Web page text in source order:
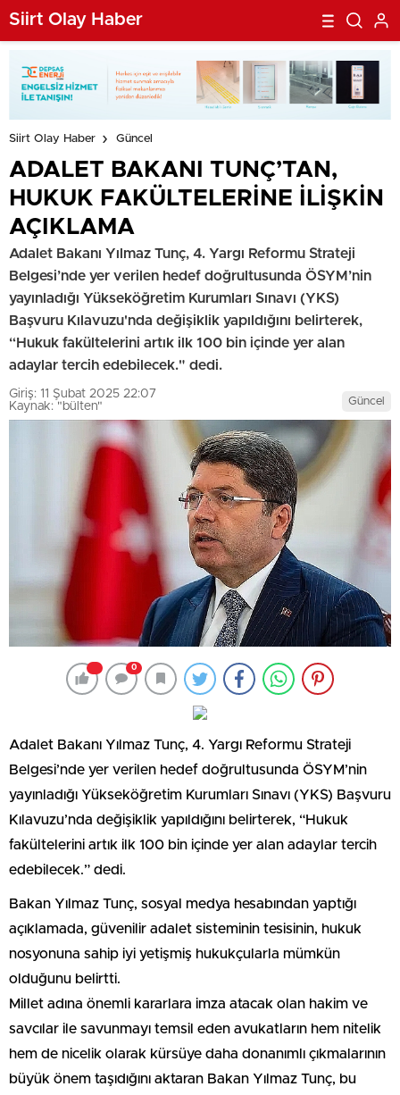
Siirt Olay Haber
Siirt Olay Haber Güncel
ADALET BAKANI TUNÇ’TAN,
HUKUK FAKÜLTELERİNE İLİŞKİN
AÇIKLAMA
Adalet Bakanı Yılmaz Tunç, 4. Yargı Reformu Strateji
Belgesi’nde yer verilen hedef doğrultusunda ÖSYM’nin
yayınladığı Yükseköğretim Kurumları Sınavı (YKS)
Başvuru Kılavuzu'nda değişiklik yapıldığını belirterek,
“Hukuk fakültelerini artık ilk 100 bin içinde yer alan
adaylar tercih edebilecek." dedi.
Giriş: 11 Şubat 2025 22:07
Kaynak: "bülten"
Güncel
0
Adalet Bakanı Yılmaz Tunç, 4. Yargı Reformu Strateji
Belgesi’nde yer verilen hedef doğrultusunda ÖSYM’nin
yayınladığı Yükseköğretim Kurumları Sınavı (YKS) Başvuru
Kılavuzu’nda değişiklik yapıldığını belirterek, “Hukuk
fakültelerini artık ilk 100 bin içinde yer alan adaylar tercih
edebilecek.” dedi.
Bakan Yılmaz Tunç, sosyal medya hesabından yaptığı
açıklamada, güvenilir adalet sisteminin tesisinin, hukuk
nosyonuna sahip iyi yetişmiş hukukçularla mümkün
olduğunu belirtti.
Millet adına önemli kararlara imza atacak olan hakim ve
savcılar ile savunmayı temsil eden avukatların hem nitelik
hem de nicelik olarak kürsüye daha donanımlı çıkmalarının
büyük önem taşıdığını aktaran Bakan Yılmaz Tunç, bu